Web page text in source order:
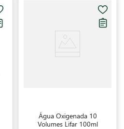
Água Oxigenada 10
Volumes Lifar 100ml